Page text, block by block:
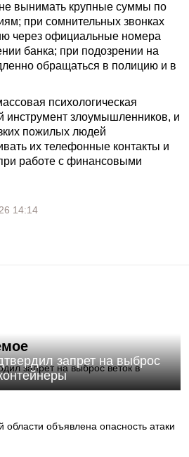
вынимать крупные суммы по
при сомнительных звонках
через официальные номера
банка; при подозрении на
обращаться в полицию и в
психологическая
инструмент злоумышленников, и
пожилых людей
их телефонные контакты и
работе с финансовыми
14:14
запрет на выброс
области объявлена опасность атаки